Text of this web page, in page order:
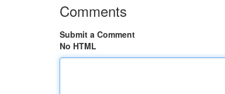
Comments
Submit a Comment
No HTML